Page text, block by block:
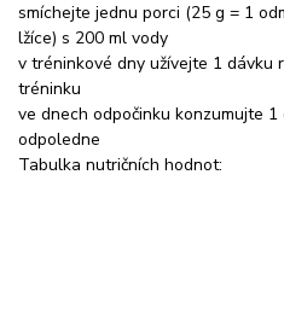
smíchejte jednu porci (25 g = 1
lžíce) s 200 ml vody
v tréninkové dny užívejte 1 dávku
tréninku
ve dnech odpočinku konzumujte
odpoledne
Tabulka nutričních hodnot: